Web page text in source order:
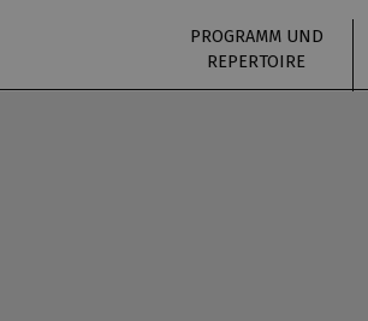
PROGRAMM UND
REPERTOIRE